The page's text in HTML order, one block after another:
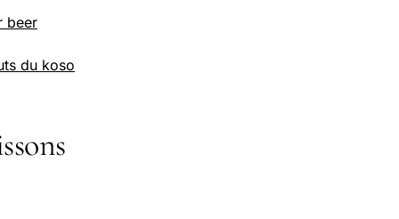
beer
du koso